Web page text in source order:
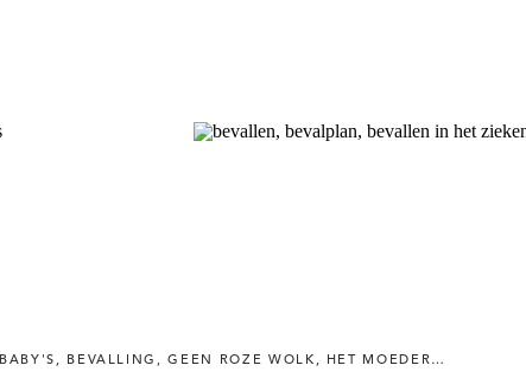
GEEN ROZE WOLK,LIFECOACH VOOR MOEDERS,MAMA'S
BABY'S , BEVALLING ,GEEN ROZE WOLK , HET MOEDERSCHAP